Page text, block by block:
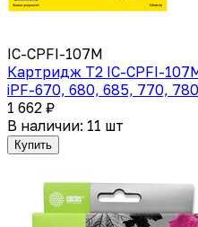
IC-CPFI-107M
Картридж T2 IC-CPFI-
iPF-670, 680, 685, 770,
1 662 ₽
В наличии: 11 шт
Купить